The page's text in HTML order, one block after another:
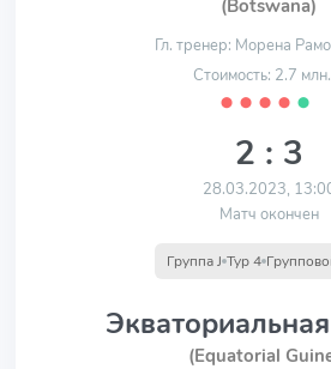
(Botswana)
Гл. тренер: Морена
Стоимость: 2.7
⬤ ⬤ ⬤ ⬤ ⬤
2 : 3
28.03.2023,
Матч окончен
Группа J Тур 4
(Equatorial